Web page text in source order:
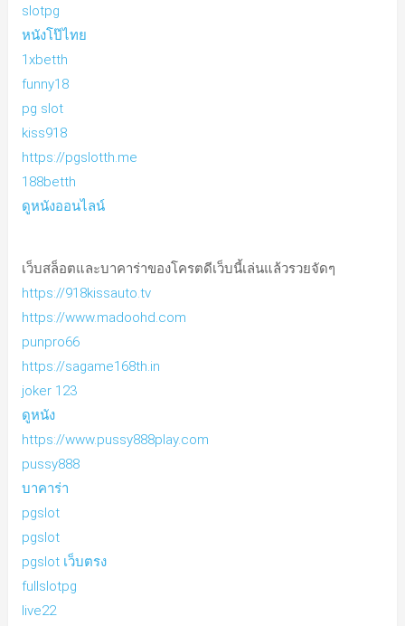
slotpg
หนังโป๊ไทย
1xbetth
funny18
pg slot
kiss918
https://pgslotth.me
188betth
ดูหนังออนไลน์
เว็บสล็อตและบาคาร่าของโครตดีเว็บนี้เล่นแล้วรวยจัดๆ
https://918kissauto.tv
https://www.madoohd.com
punpro66
https://sagame168th.in
joker 123
ดูหนัง
https://www.pussy888play.com
pussy888
บาคาร่า
pgslot
pgslot
pgslot เว็บตรง
fullslotpg
live22